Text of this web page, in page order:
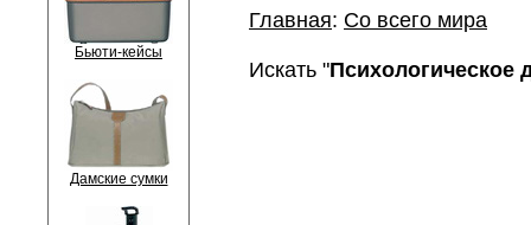
Бьюти-кейсы
Дамские сумки
Главная: Со всего мира
Искать "Психологическое